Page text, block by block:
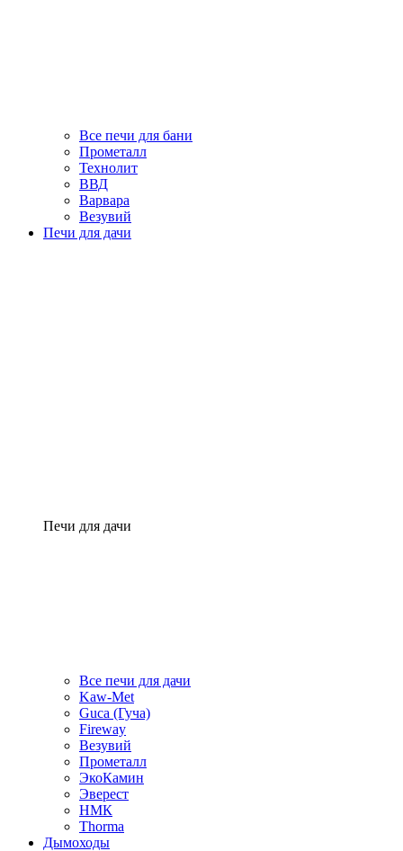
Все печи для бани
Прометалл
Технолит
ВВД
Варвара
Везувий
Печи для дачи
Печи для дачи
Все печи для дачи
Kaw-Met
Guca (Гуча)
Fireway
Везувий
Прометалл
ЭкоКамин
Эверест
НМК
Thorma
Дымоходы